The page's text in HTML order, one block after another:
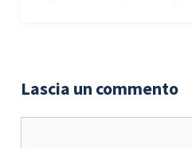
Lascia un commento